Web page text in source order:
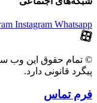
Instagram Whatsapp
© تمام حقوق این وب
پیگرد قانونی دارد.
فرم تماس